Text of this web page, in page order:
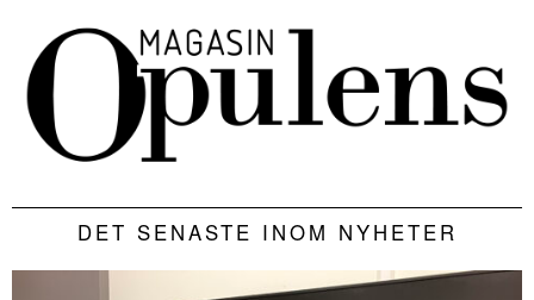
DET SENASTE INOM NYHETER